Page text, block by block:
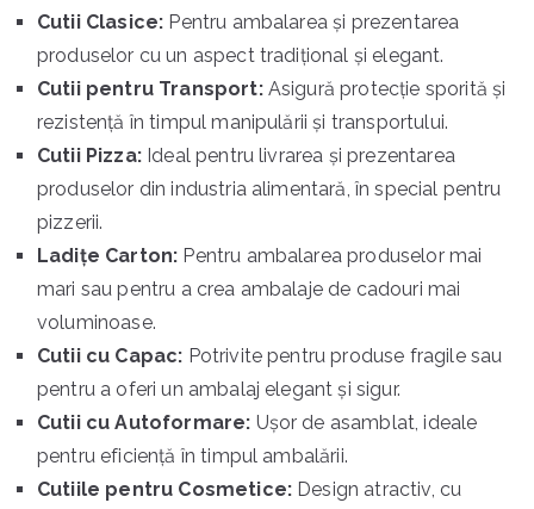
Cutii Clasice: Pentru ambalarea și prezentarea
produselor cu un aspect tradițional și elegant.
Cutii pentru Transport:Asigură protecție sporită și
rezistență în timpul manipulării și transportului.
Cutii Pizza:Ideal pentru livrarea și prezentarea
produselor din industria alimentară, în special pentru
pizzerii.
Ladițe Carton: Pentru ambalarea produselor mai
mari sau pentru a crea ambalaje de cadouri mai
voluminoase.
Cutii cu Capac: Potrivite pentru produse fragile sau
pentru a oferi un ambalaj elegant și sigur.
Cutii cu Autoformare: Ușor de asamblat, ideale
pentru eficiență în timpul ambalării.
Cutiile pentru Cosmetice: Design atractiv, cu